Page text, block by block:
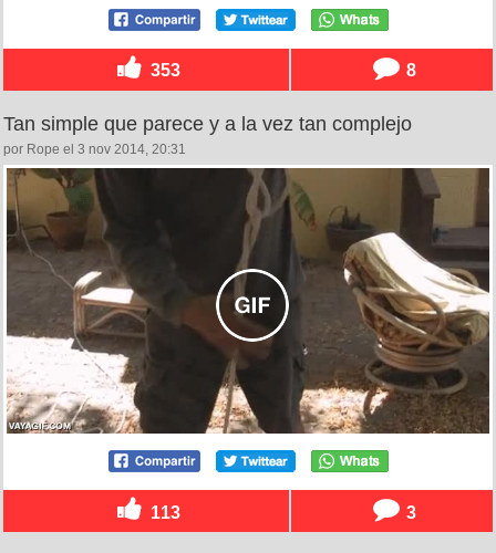
353 8
Tan simple que parece y a la vez tan complejo
por Rope el 3 nov 2014, 20:31
113 3